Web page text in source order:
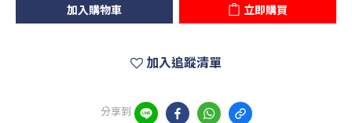
加入購物車 立即購買
加入追蹤清單
分享到